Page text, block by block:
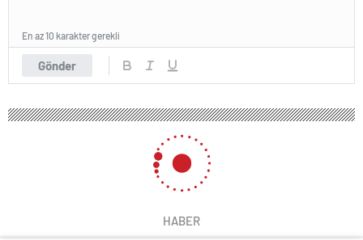
Gönder
En az 10 karakter gerekli
HABER